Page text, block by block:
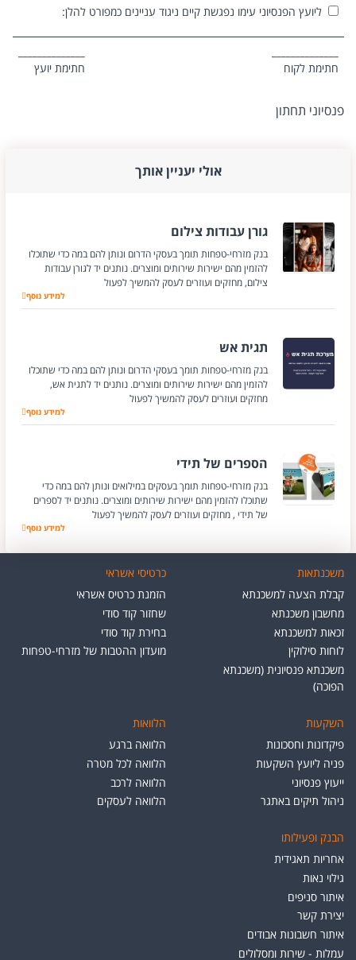
‏ליועץ הפנסיוני עימו נפגשת קיים ניגוד עניינים כמפורט להלן:
חתימת לקוח
חתימת יועץ
פנסיוני תחתון
אולי יעניין אותך
גורן עבודות צילום
בנק מזרחי-טפחות תומך בעסקי הדרום ונותן להם במה כדי שתוכלו
להזמין מהם ישירות שירותים ומוצרים. נותנים יד לגורן עבודות
צילום, מחזקים ועוזרים לעסק להמשיך לפעול
גורן עבודות צילום
למידע נוסף
תגית אש
בנק מזרחי-טפחות תומך בעסקי הדרום ונותן להם במה כדי שתוכלו
להזמין מהם ישירות שירותים ומוצרים. נותנים יד לתגית אש,
מחזקים ועוזרים לעסק להמשיך לפעול
תגית אש
למידע נוסף
הספרים של תידי
בנק מזרחי-טפחות תומך בעסקים במילואים ונותן להם במה כדי
שתוכלו להזמין מהם ישירות שירותים ומוצרים. נותנים יד לספרים
של תידי , מחזקים ועוזרים לעסק להמשיך לפעול
הספרים של תידי
למידע נוסף
משכנתאות
קבלת הצעה למשכנתא
מחשבון משכנתא
זכאות למשכנתא
לוחות סילוקין
משכנתא פנסיונית (משכנתא
הפוכה)
כרטיסי אשראי
הזמנת כרטיס אשראי
שחזור קוד סודי
בחירת קוד סודי
מועדון ההטבות של מזרחי-טפחות
השקעות
פיקדונות וחסכונות
פניה ליועץ השקעות
ייעוץ פנסיוני
ניהול תיקים באתגר
הלוואות
הלוואה ברגע
הלוואה לכל מטרה
הלוואה לרכב
הלוואה לעסקים
הבנק ופעילותו
אחריות תאגידית
גילוי נאות
איתור סניפים
יצירת קשר
איתור חשבונות אבודים
עמלות - שירות ומסלולים